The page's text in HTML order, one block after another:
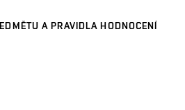
A PRAVIDLA HODNOCENÍ